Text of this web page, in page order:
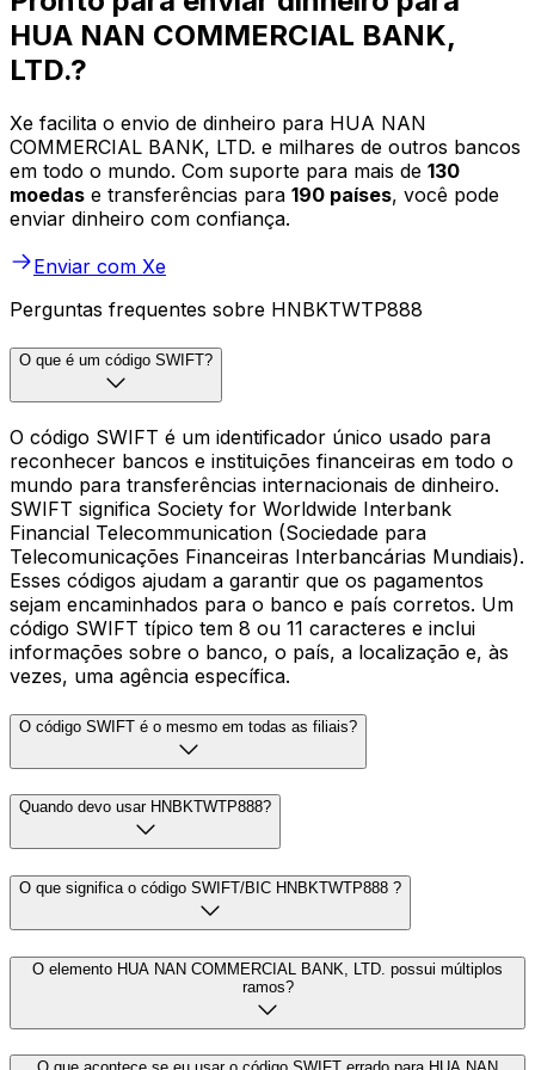
HUA NAN COMMERCIAL BANK,
LTD.?
Xe facilita o envio de dinheiro para HUA NAN
COMMERCIAL BANK, LTD. e milhares de outros bancos
em todo o mundo. Com suporte para mais de 130
moedas e transferências para 190 países, você pode
enviar dinheiro com confiança.
Enviar com Xe
Perguntas frequentes sobre HNBKTWTP888
O que é um código SWIFT?
O código SWIFT é um identificador único usado para
reconhecer bancos e instituições financeiras em todo o
mundo para transferências internacionais de dinheiro.
SWIFT significa Society for Worldwide Interbank
Financial Telecommunication (Sociedade para
Telecomunicações Financeiras Interbancárias Mundiais).
Esses códigos ajudam a garantir que os pagamentos
sejam encaminhados para o banco e país corretos. Um
código SWIFT típico tem 8 ou 11 caracteres e inclui
informações sobre o banco, o país, a localização e, às
vezes, uma agência específica.
O código SWIFT é o mesmo em todas as filiais?
Quando devo usar HNBKTWTP888?
O que significa o código SWIFT/BIC HNBKTWTP888 ?
O elemento HUA NAN COMMERCIAL BANK, LTD. possui múltiplos
ramos?